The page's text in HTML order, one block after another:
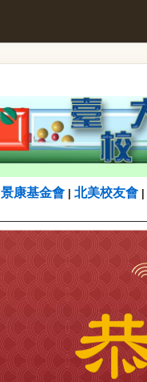
景康基金會 北美校友會